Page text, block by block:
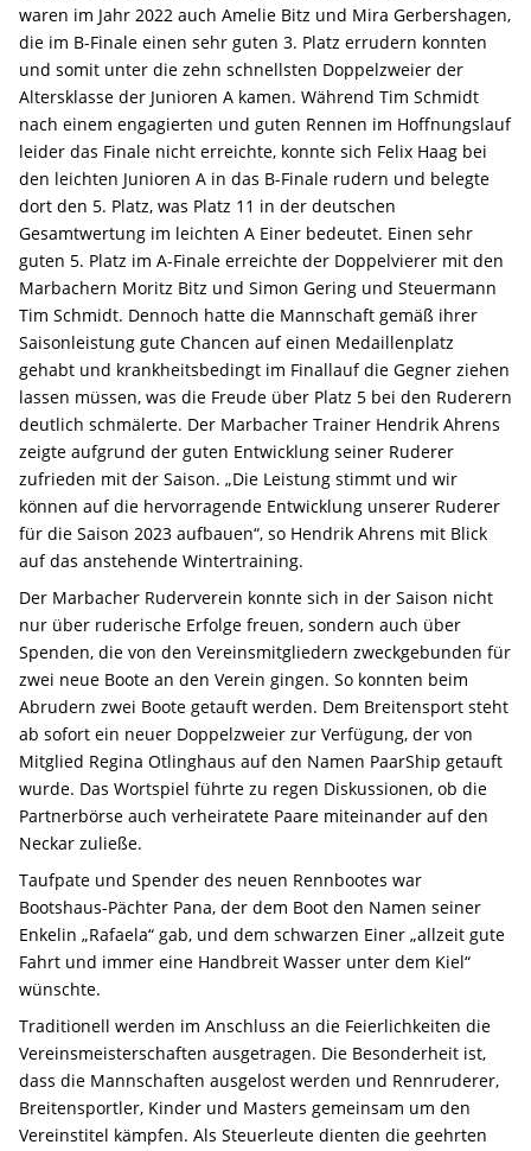
waren im Jahr 2022 auch Amelie Bitz und Mira Gerbershagen,
die im B-Finale einen sehr guten 3. Platz errudern konnten
und somit unter die zehn schnellsten Doppelzweier der
Altersklasse der Junioren A kamen. Während Tim Schmidt
nach einem engagierten und guten Rennen im Hoffnungslauf
leider das Finale nicht erreichte, konnte sich Felix Haag bei
den leichten Junioren A in das B-Finale rudern und belegte
dort den 5. Platz, was Platz 11 in der deutschen
Gesamtwertung im leichten A Einer bedeutet. Einen sehr
guten 5. Platz im A-Finale erreichte der Doppelvierer mit den
Marbachern Moritz Bitz und Simon Gering und Steuermann
Tim Schmidt. Dennoch hatte die Mannschaft gemäß ihrer
Saisonleistung gute Chancen auf einen Medaillenplatz
gehabt und krankheitsbedingt im Finallauf die Gegner ziehen
lassen müssen, was die Freude über Platz 5 bei den Ruderern
deutlich schmälerte. Der Marbacher Trainer Hendrik Ahrens
zeigte aufgrund der guten Entwicklung seiner Ruderer
zufrieden mit der Saison. „Die Leistung stimmt und wir
können auf die hervorragende Entwicklung unserer Ruderer
für die Saison 2023 aufbauen“, so Hendrik Ahrens mit Blick
auf das anstehende Wintertraining.
Der Marbacher Ruderverein konnte sich in der Saison nicht
nur über ruderische Erfolge freuen, sondern auch über
Spenden, die von den Vereinsmitgliedern zweckgebunden für
zwei neue Boote an den Verein gingen. So konnten beim
Abrudern zwei Boote getauft werden. Dem Breitensport steht
ab sofort ein neuer Doppelzweier zur Verfügung, der von
Mitglied Regina Otlinghaus auf den Namen PaarShip getauft
wurde. Das Wortspiel führte zu regen Diskussionen, ob die
Partnerbörse auch verheiratete Paare miteinander auf den
Neckar zuließe.
Taufpate und Spender des neuen Rennbootes war
Bootshaus-Pächter Pana, der dem Boot den Namen seiner
Enkelin „Rafaela“ gab, und dem schwarzen Einer „allzeit gute
Fahrt und immer eine Handbreit Wasser unter dem Kiel“
wünschte.
Traditionell werden im Anschluss an die Feierlichkeiten die
Vereinsmeisterschaften ausgetragen. Die Besonderheit ist,
dass die Mannschaften ausgelost werden und Rennruderer,
Breitensportler, Kinder und Masters gemeinsam um den
Vereinstitel kämpfen. Als Steuerleute dienten die geehrten